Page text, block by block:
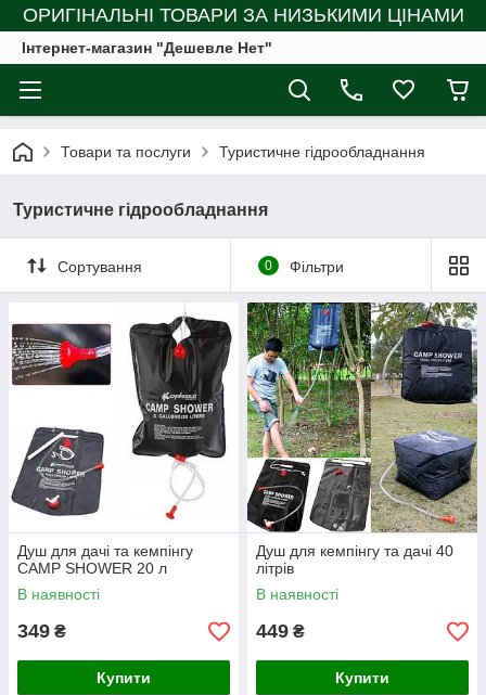
ОРИГІНАЛЬНІ ТОВАРИ ЗА НИЗЬКИМИ ЦІНАМИ
Інтернет-магазин "Дешевле Нет"
Товари та послуги Туристичне гідрообладнання
Туристичне гідрообладнання
Сортування 0 Фільтри
Душ для дачі та кемпінгу
CAMP SHOWER 20 л
В наявності
349 ₴
Купити
Душ для кемпінгу та дачі 40
літрів
В наявності
449 ₴
Купити